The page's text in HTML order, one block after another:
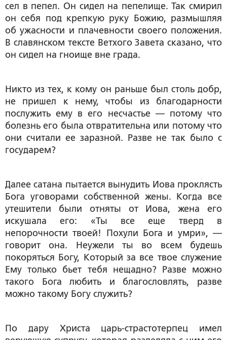
сел в пепел. Он сидел на пепелище. Так смирил
он себя под крепкую руку Божию, размышляя
об ужасности и плачевности своего положения.
В славянском тексте Ветхого Завета сказано, что
он сидел на гноище вне града.
Никто из тех, к кому он раньше был столь добр,
не пришел к нему, чтобы из благодарности
послужить ему в его несчастье — потому что
болезнь его была отвратительна или потому что
они считали ее заразной. Разве не так было с
государем?
Далее сатана пытается вынудить Иова проклясть
Бога уговорами собственной жены. Когда все
утешители были отняты от Иова, жена его
искушала его: «Ты все еще тверд в
непорочности твоей! Похули Бога и умри», —
говорит она. Неужели ты во всем будешь
покоряться Богу, Который за все твое служение
Ему только бьет тебя нещадно? Разве можно
такого Бога любить и благословлять, разве
можно такому Богу служить?
По дару Христа царь-страстотерпец имел